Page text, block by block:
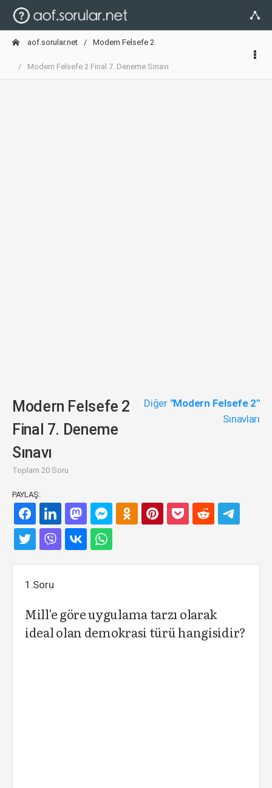
aof.sorular.net Modern Felsefe 2
Modern Felsefe 2 Final 7. Deneme Sınavı
Modern Felsefe 2
Final 7. Deneme
Sınavı
Toplam 20 Soru
Diğer "Modern Felsefe 2"
Sınavları
PAYLAŞ:
1.Soru
Mill'e göre uygulama tarzı olarak
ideal olan demokrasi türü hangisidir?